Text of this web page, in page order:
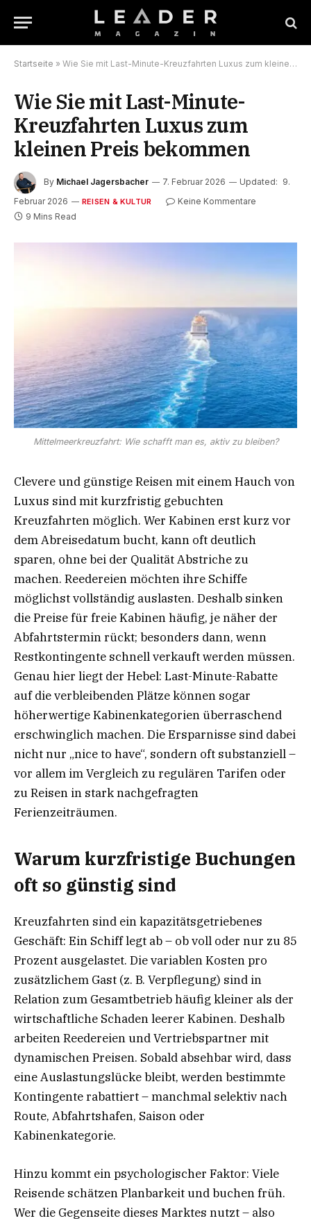
Startseite » Wie Sie mit Last-Minute-Kreuzfahrten Luxus zum kleinen Preis bekommen
Wie Sie mit Last-Minute-
Kreuzfahrten Luxus zum
kleinen Preis bekommen
By Michael Jagersbacher 7. Februar 2026 Updated: 9.
Februar 2026
REISEN & KULTUR
Keine Kommentare
9 Mins Read
Mittelmeerkreuzfahrt: Wie schafft man es, aktiv zu bleiben?
Clevere und günstige Reisen mit einem Hauch von
Luxus sind mit kurzfristig gebuchten
Kreuzfahrten möglich. Wer Kabinen erst kurz vor
dem Abreisedatum bucht, kann oft deutlich
sparen, ohne bei der Qualität Abstriche zu
machen. Reedereien möchten ihre Schiffe
möglichst vollständig auslasten. Deshalb sinken
die Preise für freie Kabinen häufig, je näher der
Abfahrtstermin rückt; besonders dann, wenn
Restkontingente schnell verkauft werden müssen.
Genau hier liegt der Hebel: Last-Minute-Rabatte
auf die verbleibenden Plätze können sogar
höherwertige Kabinenkategorien überraschend
erschwinglich machen. Die Ersparnisse sind dabei
nicht nur „nice to have“, sondern oft substanziell –
vor allem im Vergleich zu regulären Tarifen oder
zu Reisen in stark nachgefragten
Ferienzeiträumen.
Warum kurzfristige Buchungen
oft so günstig sind
Kreuzfahrten sind ein kapazitätsgetriebenes
Geschäft: Ein Schiff legt ab – ob voll oder nur zu 85
Prozent ausgelastet. Die variablen Kosten pro
zusätzlichem Gast (z. B. Verpflegung) sind in
Relation zum Gesamtbetrieb häufig kleiner als der
wirtschaftliche Schaden leerer Kabinen. Deshalb
arbeiten Reedereien und Vertriebspartner mit
dynamischen Preisen. Sobald absehbar wird, dass
eine Auslastungslücke bleibt, werden bestimmte
Kontingente rabattiert – manchmal selektiv nach
Route, Abfahrtshafen, Saison oder
Kabinenkategorie.
Hinzu kommt ein psychologischer Faktor: Viele
Reisende schätzen Planbarkeit und buchen früh.
Wer die Gegenseite dieses Marktes nutzt – also